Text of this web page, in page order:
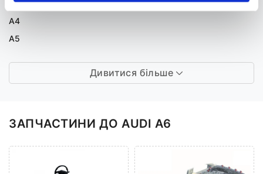
A3
A4
A5
Дивитися більше
ЗАПЧАСТИНИ ДО AUDI A6